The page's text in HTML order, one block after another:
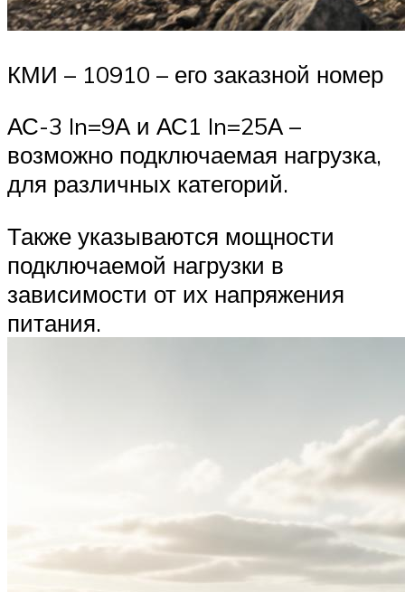
КМИ – 10910 – его заказной номер
АС-3 In=9А и АС1 In=25А –
возможно подключаемая нагрузка,
для различных категорий.
Также указываются мощности
подключаемой нагрузки в
зависимости от их напряжения
питания.